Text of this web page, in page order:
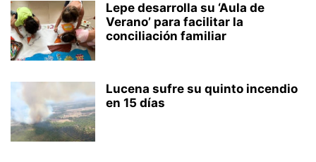
Lepe desarrolla su ‘Aula de
Verano’ para facilitar la
conciliación familiar
Lucena sufre su quinto incendio
en 15 días